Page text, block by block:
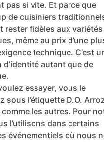
terrain ces dix dernières
les chefs
maîtres paelleros
l’utilisent désormais pour
n’a-t-il pas remplacé les
que les habitudes ne
pas si vite. Et parce que
de cuisiniers traditionnels
rester fidèles aux variétés
même au prix d’une plus
technique. C’est